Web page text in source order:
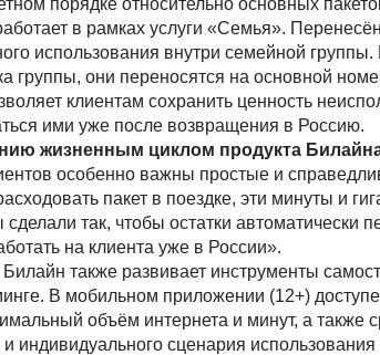
порядке относительно основных
в рамках услуги «Семья».
использования внутри семейной группы.
группы, они переносятся на основной
клиентам сохранить ценность
ими уже после возвращения в Россию.
жизненным циклом продукта
особенно важны простые и
пакет в поездке, эти минуты и
так, чтобы остатки автоматически
на клиента уже в России».
также развивает инструменты
В мобильном приложении (12+)
объём интернета и минут, а также
индивидуального сценария использования